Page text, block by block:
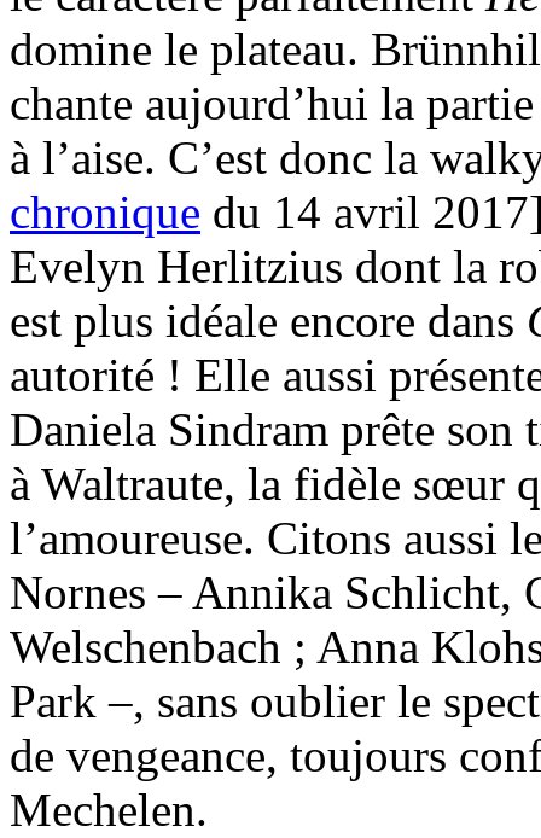
domine le plateau.
chante aujourd’hui la
à l’aise. C’est donc la
chronique du 14 avril
Evelyn Herlitzius dont la
est plus idéale encore dans
autorité ! Elle aussi
Daniela Sindram prête son
à Waltraute, la fidèle sœur
l’amoureuse. Citons aussi
Nornes – Annika Schlicht,
Welschenbach ; Anna
Park –, sans oublier le
de vengeance, toujours
Mechelen.